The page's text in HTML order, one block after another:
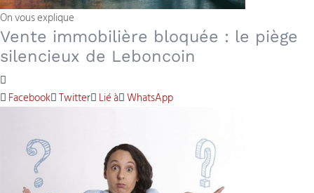
On vous explique
Vente immobilière bloquée : le piège
silencieux de Leboncoin
Facebook Twitter Lié à WhatsApp